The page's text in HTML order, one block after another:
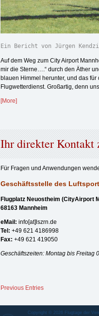
Ein Bericht von Jürgen
Auf dem Weg zum City Airport
mir die Sterne….“ durch den Äther
blauen Himmel herunter, und das
Flugwetterdienst. Großartig, denn
[More]
Ihr direkter Kontakt
Für Fragen und Anwendungen
Geschäftsstelle des
Flugplatz Neuostheim (CityAirport
68163 Mannheim
eMail: info[at]lszrn.de
Tel: +49 621 4186998
Fax: +49 621 419050
Geschäftszeiten: Montag bis Freitag
Previous Entries
Copyright © 2026 Flugtage der